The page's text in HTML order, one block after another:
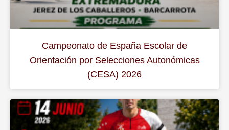
Campeonato de España Escolar de
Orientación por Selecciones Autonómicas
(CESA) 2026